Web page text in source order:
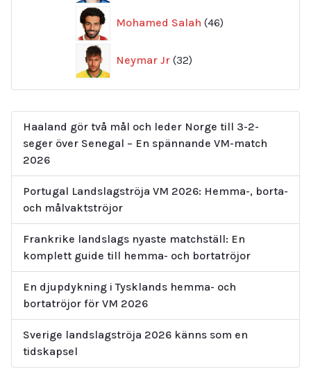
Mohamed Salah 46
produkter
Neymar Jr 32
produkter
Haaland gör två mål och leder Norge till 3-2-
seger över Senegal – En spännande VM-match
2026
Portugal Landslagströja VM 2026: Hemma-, borta-
och målvaktströjor
Frankrike landslags nyaste matchställ: En
komplett guide till hemma- och bortatröjor
En djupdykning i Tysklands hemma- och
bortatröjor för VM 2026
Sverige landslagströja 2026 känns som en
tidskapsel